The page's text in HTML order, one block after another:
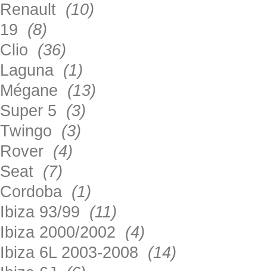
Renault (10)
19 (8)
Clio (36)
Laguna (1)
Mégane (13)
Super 5 (3)
Twingo (3)
Rover (4)
Seat (7)
Cordoba (1)
Ibiza 93/99 (11)
Ibiza 2000/2002 (4)
Ibiza 6L 2003-2008 (14)